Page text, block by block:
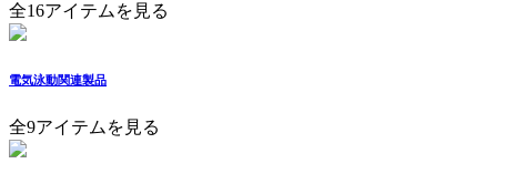
全16アイテムを見る
電気泳動関連製品
全9アイテムを見る